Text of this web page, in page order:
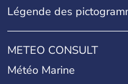
Légende des
METEO CONSULT
Météo Marine